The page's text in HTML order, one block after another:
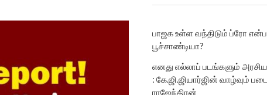
பாஜக உள்ள வந்திடும் ப்ரோ
பூச்சாண்டியா?
எனது எல்லாப் படங்களும்
: கே.ஜி.ஜியார்ஜின் வாழ்வும்
ராஜேந்திரன்